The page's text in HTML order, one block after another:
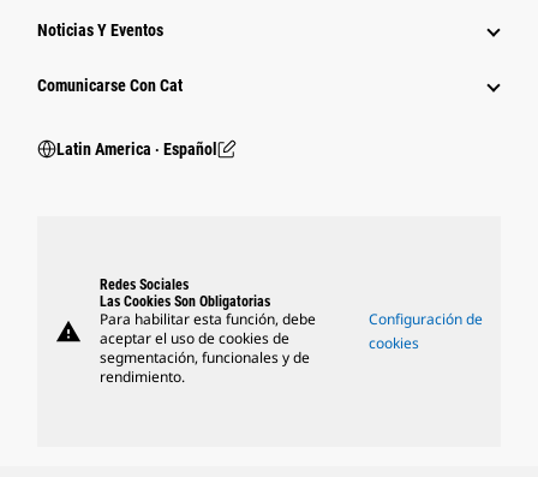
Noticias Y Eventos
Comunicarse Con Cat
Latin America ‧ Español
warning
Redes Sociales
Las Cookies Son Obligatorias
Para habilitar esta función, debe
aceptar el uso de cookies de
segmentación, funcionales y de
rendimiento.
Configuración de
cookies